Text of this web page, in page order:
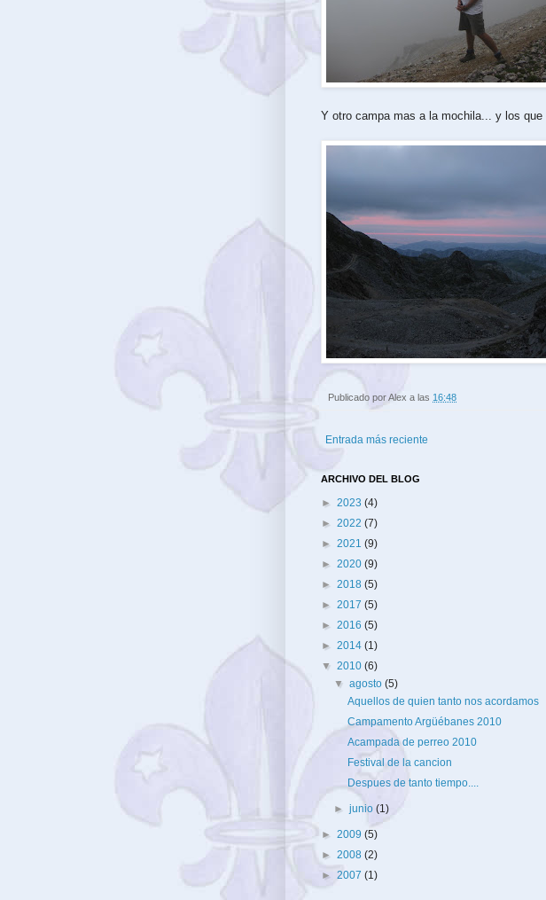
Y otro campa mas a la mochila... y los que
Publicado porAlex a las 16:48
Entrada más reciente
ARCHIVO DEL BLOG
► 2023 (4)
► 2022 (7)
► 2021 (9)
► 2020 (9)
► 2018 (5)
► 2017 (5)
► 2016 (5)
► 2014 (1)
▼ 2010 (6)
▼agosto(5)
Aquellos de quien tanto nos acordamos
Campamento Argüébanes 2010
Acampada de perreo 2010
Festival de la cancion
Despues de tanto tiempo....
►junio(1)
► 2009 (5)
► 2008 (2)
► 2007 (1)